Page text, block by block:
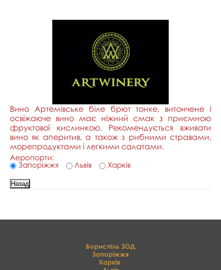
Вино Артемівське біле брют тонке, витончене і
освіжаюче вино має ніжний смак з приємною
фруктової кислинкою. Рекомендується вживати
вино як аперитив, а також з рибними стравами,
морепродуктами і легкими салатами.
Аеропорти:
Запоріжжя
Львів Харків
Бориспіль ЗОД
Запоріжжя
Харків